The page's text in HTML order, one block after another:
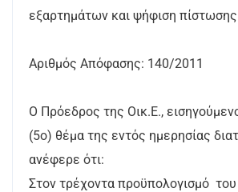
εξαρτημάτων και ψήφιση
Αριθμός Απόφασης: 140/2011
Ο Πρόεδρος της Οικ.Ε.,
(5ο) θέμα της εντός ημερησίας
ανέφερε ότι:
Στον τρέχοντα προϋπολογισμό